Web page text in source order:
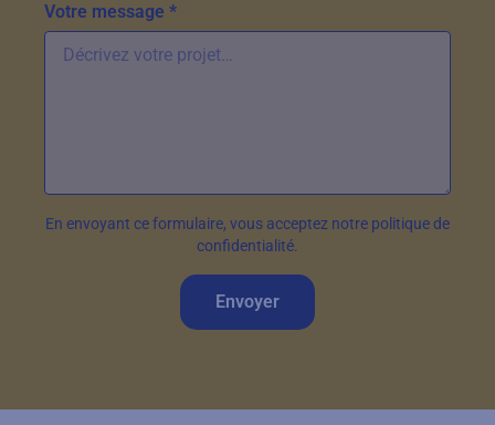
Votre message *
En envoyant ce formulaire, vous acceptez notre politique de
confidentialité.
Envoyer